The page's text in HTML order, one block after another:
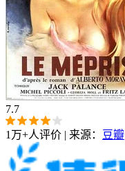
7.7
1万+人评价 | 来源： 豆瓣